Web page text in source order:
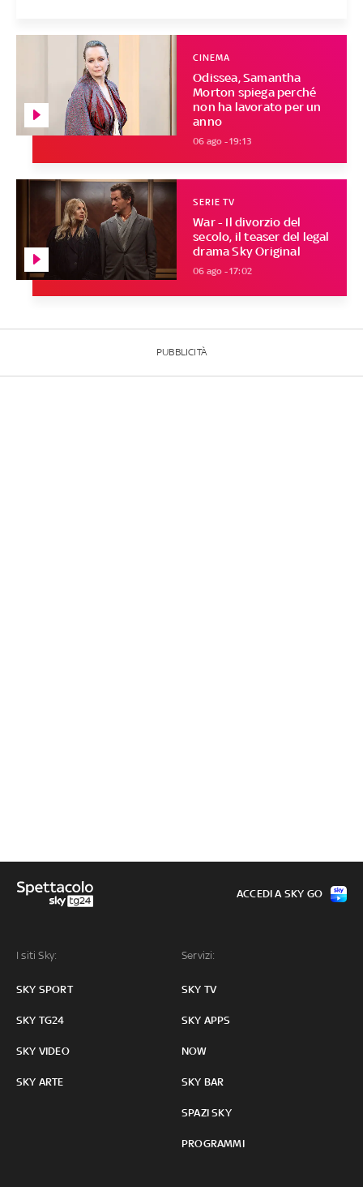
Odissea, Samantha
Morton spiega perché
non ha lavorato per un
anno
CINEMA
06 ago - 19:13
War - Il divorzio del
secolo, il teaser del legal
drama Sky Original
SERIE TV
06 ago - 17:02
PUBBLICITÀ
I siti Sky:
SKY SPORT
SKY TG24
SKY VIDEO
SKY ARTE
Servizi:
SKY TV
SKY APPS
NOW
SKY BAR
SPAZI SKY
PROGRAMMI
ACCEDI A SKY GO